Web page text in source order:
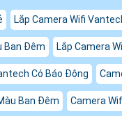
Lắp Camera Wifi
Ban Đêm Lắp Camera
Có Báo Động
Ban Đêm Camera